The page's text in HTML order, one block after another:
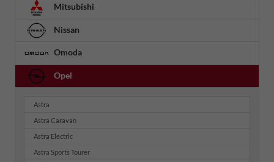
Mitsubishi
Nissan
Omoda
Opel
Astra
Astra Caravan
Astra Electric
Astra Sports Tourer